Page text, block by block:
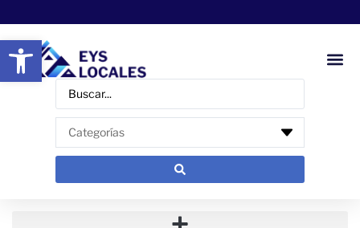
Abrir barra de herramientas